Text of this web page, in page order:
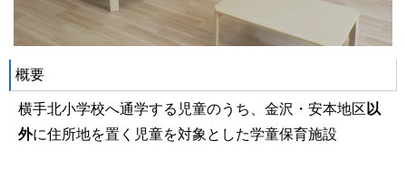
概要
横手北小学校へ通学する児童のうち、金沢・安本地区 以
外に住所地を置く児童を対象とした学童保育施設